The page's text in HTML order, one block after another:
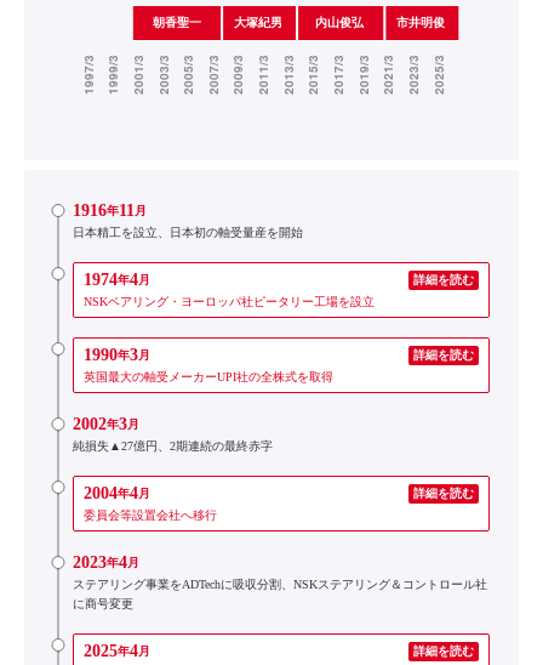
1916年11月
日本精工を設立、日本初の軸受量産を開始
1974年4月
詳細を読む
NSKベアリング・ヨーロッパ社ピータリー工場を設立
1990年3月
詳細を読む
英国最大の軸受メーカーUPI社の全株式を取得
2002年3月
純損失▲27億円、2期連続の最終赤字
2004年4月
詳細を読む
委員会等設置会社へ移行
2023年4月
ステアリング事業をADTechに吸収分割、NSKステアリング＆コントロール社
に商号変更
2025年4月
詳細を読む